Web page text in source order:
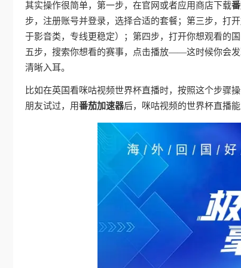
其实操作很简单，第一步，在官网或者应用商店下载
步，注册账号并登录，选择合适的套餐；第三步，打
于影音类，专线更稳定）；第四步，打开你想观看的
五步，搜索你想看的赛事，点击播放——这时候你会发
清晰入耳。
比如在英国看咪咕视频世界杯直播时，按照这个步骤
朋友试过，用番茄加速器后，咪咕视频的世界杯直播